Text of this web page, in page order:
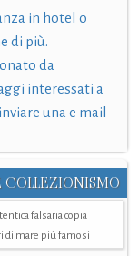
in hotel o
di più.
da
interessati a
una e mail
COLLEZIONISMO
falsaria copia
di mare più famosi